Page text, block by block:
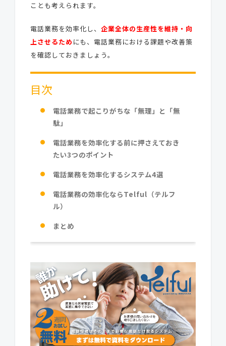
ことも考えられます。
電話業務を効率化し、 企業全体の生産性を維持・向
上させるため にも、電話業務における課題や改善策
を確認しておきましょう。
目次
電話業務で起こりがちな「無理」と「無
駄」
電話業務を効率化する前に押さえておき
たい3つのポイント
電話業務を効率化するシステム4選
電話業務の効率化ならTelful（テルフ
ル）
まとめ